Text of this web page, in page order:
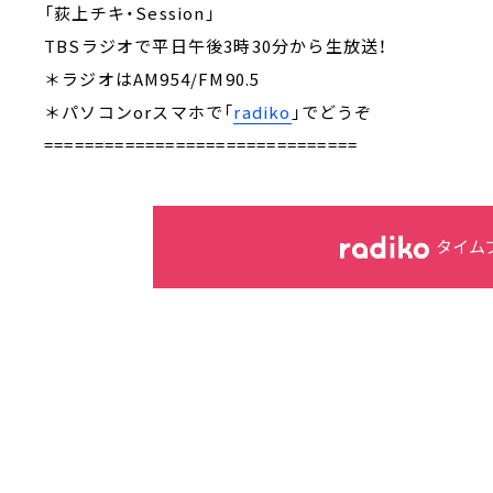
「荻上チキ・Session」
TBSラジオで平日午後3時30分から生放送！
＊ラジオはAM954/FM90.5
＊パソコンorスマホで「radiko 」でどうぞ
===============================
タイム